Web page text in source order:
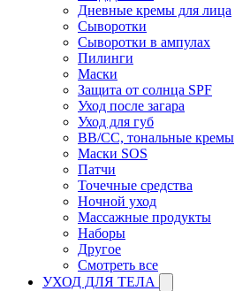
Дневные кремы для лица
Сыворотки
Сыворотки в ампулах
Пилинги
Маски
Защита от солнца SPF
Уход после загара
Уход для губ
BB/CC, тональные кремы
Маски SOS
Патчи
Точечные средства
Ночной уход
Массажные продукты
Наборы
Другое
Смотреть все
УХОД ДЛЯ ТЕЛА